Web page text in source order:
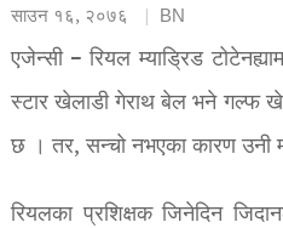
साउन १६, २०७६ BN
एजेन्सी – रियल म्याड्रिड
स्टार खेलाडी गेराथ बेल भने गल्फ
छ । तर, सन्चो नभएका कारण उनी
रियलका प्रशिक्षक जिनेदिन